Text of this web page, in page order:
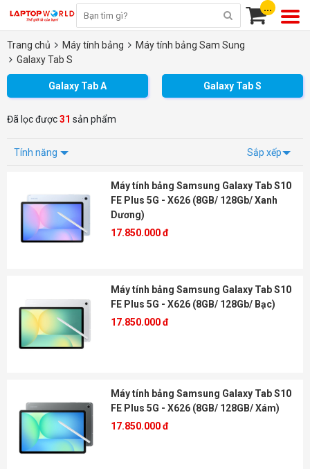
...
Trang chủ Máy tính bảng
Máy tính bảng Sam Sung
Galaxy Tab S
Galaxy Tab A Galaxy Tab S
Đã lọc được31 sản phẩm
Tính năng Sắp xếp
Máy tính bảng Samsung Galaxy Tab S10
FE Plus 5G - X626 (8GB/ 128Gb/ Xanh
Dương)
17.850.000 đ
Máy tính bảng Samsung Galaxy Tab S10
FE Plus 5G - X626 (8GB/ 128Gb/ Bạc)
17.850.000 đ
Máy tính bảng Samsung Galaxy Tab S10
FE Plus 5G - X626 (8GB/ 128GB/ Xám)
17.850.000 đ